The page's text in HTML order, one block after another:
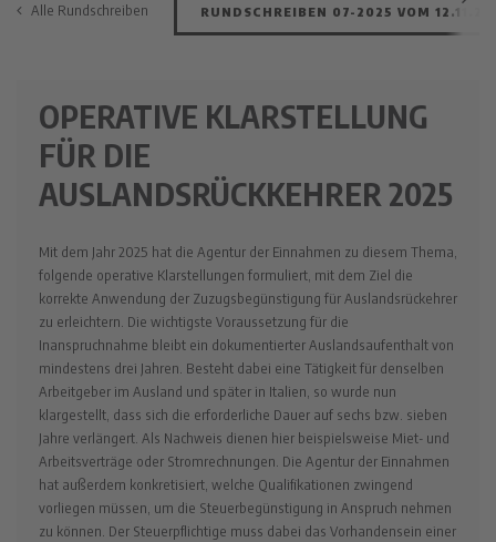
Alle Rundschreiben RUNDSCHREIBEN 07-2025 VOM
OPERATIVE KLARSTELLUNG
FÜR DIE
AUSLANDSRÜCKKEHRER 2025
Mit dem Jahr 2025 hat die Agentur der Einnahmen zu diesem Thema,
folgende operative Klarstellungen formuliert, mit dem Ziel die
korrekte Anwendung der Zuzugsbegünstigung für Auslandsrückehrer
zu erleichtern. Die wichtigste Voraussetzung für die
Inanspruchnahme bleibt ein dokumentierter Auslandsaufenthalt von
mindestens drei Jahren. Besteht dabei eine Tätigkeit für denselben
Arbeitgeber im Ausland und später in Italien, so wurde nun
klargestellt, dass sich die erforderliche Dauer auf sechs bzw. sieben
Jahre verlängert. Als Nachweis dienen hier beispielsweise Miet- und
Arbeitsverträge oder Stromrechnungen. Die Agentur der Einnahmen
hat außerdem konkretisiert, welche Qualifikationen zwingend
vorliegen müssen, um die Steuerbegünstigung in Anspruch nehmen
zu können. Der Steuerpflichtige muss dabei das Vorhandensein einer